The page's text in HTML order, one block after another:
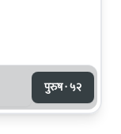
पुरुष · ५२